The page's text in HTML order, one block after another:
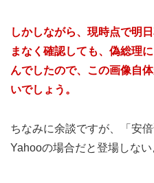
しかしながら、現時点で明
まなく確認しても、偽総理
んでしたので、この画像自
いでしょう。
ちなみに余談ですが、「安
Yahooの場合だと登場しない